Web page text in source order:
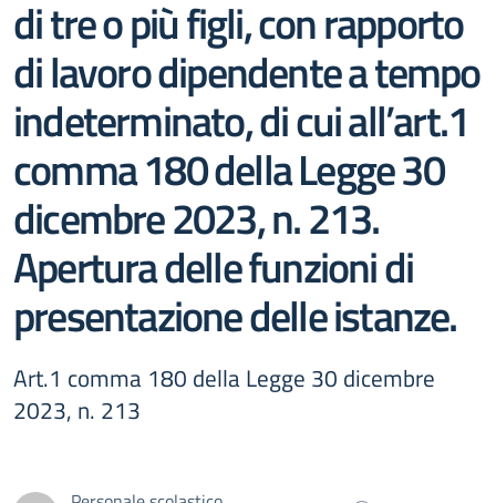
di tre o più figli, con rapporto
di lavoro dipendente a tempo
indeterminato, di cui all’art.1
comma 180 della Legge 30
dicembre 2023, n. 213.
Apertura delle funzioni di
presentazione delle istanze.
Art.1 comma 180 della Legge 30 dicembre
2023, n. 213